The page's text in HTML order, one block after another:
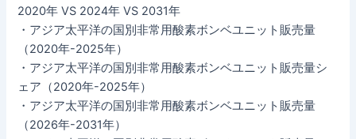
2020年 VS 2024年 VS 2031年
・アジア太平洋の国別非常用酸素ボンベユニット販売量
（2020年-2025年）
・アジア太平洋の国別非常用酸素ボンベユニット販売量シ
ェア（2020年-2025年）
・アジア太平洋の国別非常用酸素ボンベユニット販売量
（2026年-2031年）